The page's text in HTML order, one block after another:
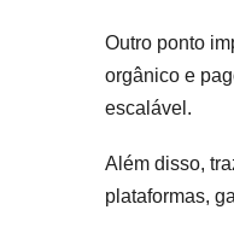
Outro ponto
orgânico e
escalável.
Além disso,
plataformas,